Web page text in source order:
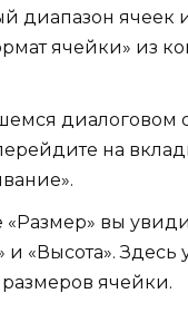
диапазон ячеек
ячейки» из
диалоговом
на
«Размер» вы
«Высота». Здесь
ячейки.